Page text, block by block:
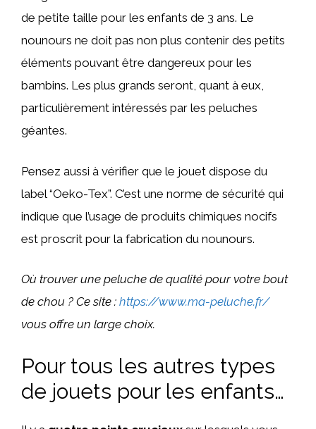
de petite taille pour les enfants de 3 ans. Le
nounours ne doit pas non plus contenir des petits
éléments pouvant être dangereux pour les
bambins. Les plus grands seront, quant à eux,
particulièrement intéressés par les peluches
géantes.
Pensez aussi à vérifier que le jouet dispose du
label “Oeko-Tex”. C’est une norme de sécurité qui
indique que l’usage de produits chimiques nocifs
est proscrit pour la fabrication du nounours.
Où trouver une peluche de qualité pour votre bout
de chou ? Ce site : https://www.ma-peluche.fr/
vous offre un large choix.
Pour tous les autres types
de jouets pour les enfants…